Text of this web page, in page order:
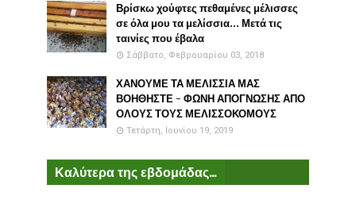
Βρίσκω χούφτες πεθαμένες μέλισσες
σε όλα μου τα μελίσσια... Μετά τις
ταινίες που έβαλα
Σάββατο, Φεβρουαρίου 03, 2018
ΧΑΝΟΥΜΕ ΤΑ ΜΕΛΙΣΣΙΑ ΜΑΣ
ΒΟΗΘΗΣΤΕ - ΦΩΝΗ ΑΠΟΓΝΩΣΗΣ ΑΠΟ
ΟΛΟΥΣ ΤΟΥΣ ΜΕΛΙΣΣΟΚΟΜΟΥΣ
Τετάρτη, Ιουνίου 19, 2019
Καλύτερα της εβδομάδας...